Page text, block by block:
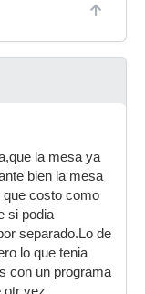
la mesa ya
bien la mesa
que costo como
si podia
separado.Lo de
lo que tenia
con un programa